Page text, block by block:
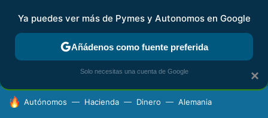
FISCALIDAD Y CONTABILIDAD KIT DIGITAL RENTA
HOY SE HABLA DE
Autónomos Hacienda Dinero Alemania
×
Ya puedes ver más de Pymes y Autonomos en Google
Añádenos como fuente preferida
Solo necesitas una cuenta de Google